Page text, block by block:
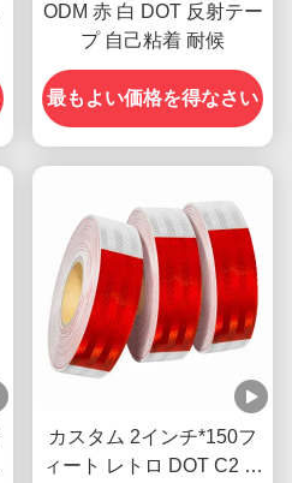
ODM 赤 白 DOT 反射テー
プ 自己粘着 耐候
最もよい価格を得なさい
カスタム 2インチ*150フ
ィート レトロ DOT C2 ト